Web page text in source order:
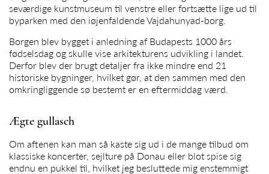
seværdige kunstmuseum til venstre eller fortsætte lige ud til
byparken med den iøjenfaldende Vajdahunyad-borg.
Borgen blev bygget i anledning af Budapests 1000 års
fødselsdag og skulle vise arkitekturens udvikling i landet.
Derfor blev der brugt detaljer fra ikke mindre end 21
historiske bygninger, hvilket gør, at den sammen med den
omkringliggende sø bestemt er en eftermiddag værd.
Ægte gullasch
Om aftenen kan man så kaste sig ud i de mange tilbud om
klassiske koncerter, sejlture på Donau eller blot spise sig
endnu en pukkel til, hvilket jeg besluttede mig enstemmigt